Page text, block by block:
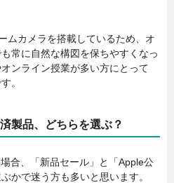
ムカメラを搭載しているため、オ
常に自然な構図を保ちやすくなっ
ンライン授業が多い方にとって
。
製品、どちらを選ぶ？
合、「新品セール」と「Apple公
かで迷う方も多いと思います。